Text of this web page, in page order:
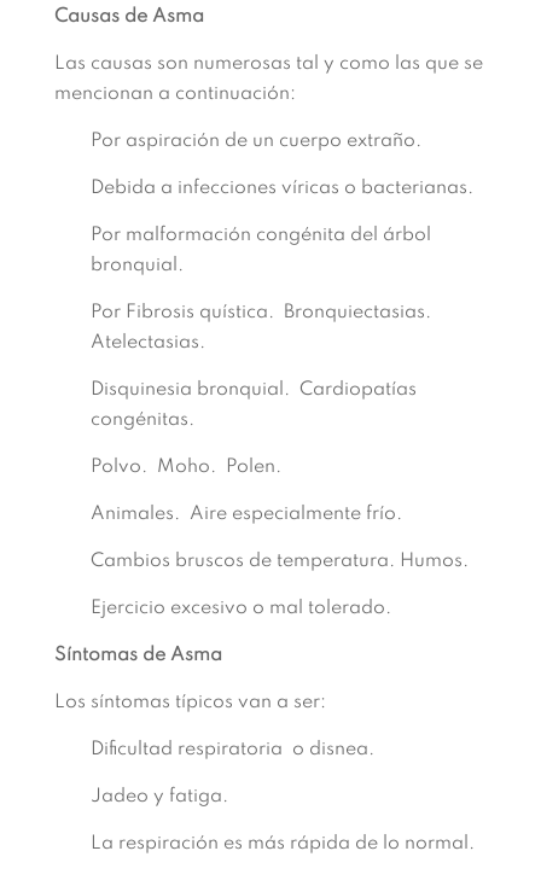
Causas de Asma
Las causas son numerosas tal y como las que se
mencionan a continuación:
Por aspiración de un cuerpo extraño.
Debida a infecciones víricas o bacterianas.
Por malformación congénita del árbol
bronquial.
Por Fibrosis quística. Bronquiectasias.
Atelectasias.
Disquinesia bronquial. Cardiopatías
congénitas.
Polvo. Moho. Polen.
Animales. Aire especialmente frío.
Cambios bruscos de temperatura. Humos.
Ejercicio excesivo o mal tolerado.
Síntomas de Asma
Los síntomas típicos van a ser:
Dificultad respiratoria o disnea.
Jadeo y fatiga.
La respiración es más rápida de lo normal.